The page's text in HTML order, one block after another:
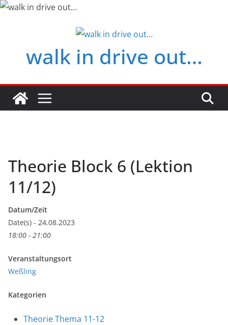
Zum
walk in drive out…
Theorie Block 6 (Lektion
11/12)
Datum/Zeit
Date(s) - 24.08.2023
18:00 - 21:00
Veranstaltungsort
Weßling
Kategorien
Theorie Thema 11-12